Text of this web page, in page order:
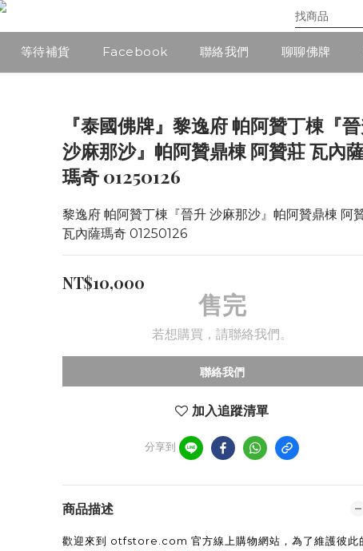
等待補貨 Facebook 聯絡我們 聊聊佛牌
『泰國佛牌』黎逸府 帕阿贊丁棟『
沙麻那沙』帕阿贊鼎棟 阿贊莊 瓦內
瑪奇 01250126
黎逸府 帕阿贊丁棟『晉升 沙麻那沙』帕阿贊鼎棟 阿
瓦內薩瑪奇 01250126
NT$10,000
售完
若想購買，請聯絡我們。
聯絡我們
加入追蹤清單
分享到
商品描述
歡迎來到 otfstore.com 官方線上購物網站，為了維護彼此